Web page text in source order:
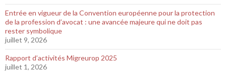
Entrée en vigueur de la Convention européenne pour la protection
de la profession d’avocat : une avancée majeure qui ne doit pas
rester symbolique
juillet 9, 2026
Rapport d’activités Migreurop 2025
juillet 1, 2026